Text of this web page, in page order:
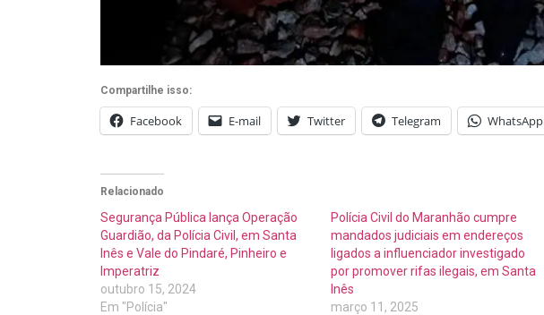
Compartilhe isso:
Facebook E-mail Twitter Telegram WhatsApp
Relacionado
Segurança Pública lança Operação
Guardião, da Polícia Civil, em Santa
Inês e Vale do Pindaré, Pinheiro e
Imperatriz
outubro 15, 2024
Em "Polícia"
Polícia Civil do Maranhão cumpre
mandados judiciais em endereços
ligados a influenciador investigado
por promover rifas ilegais, em Santa
Inês
março 11, 2025